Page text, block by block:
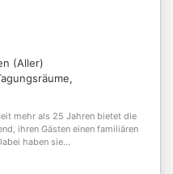
(Aller)
mehr als 25 Jahren bietet die
ihren Gästen einen familiären
haben sie...